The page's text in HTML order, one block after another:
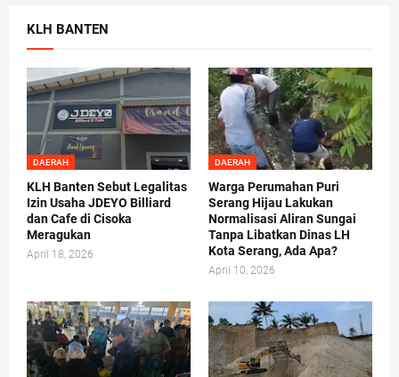
KLH BANTEN
DAERAH
KLH Banten Sebut Legalitas
Izin Usaha JDEYO Billiard
dan Cafe di Cisoka
Meragukan
April 18, 2026
DAERAH
Warga Perumahan Puri
Serang Hijau Lakukan
Normalisasi Aliran Sungai
Tanpa Libatkan Dinas LH
Kota Serang, Ada Apa?
April 10, 2026